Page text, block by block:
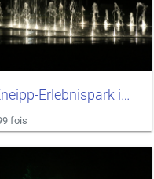
Der Kneipp-Erlebnispark in Bad Iburg
fois